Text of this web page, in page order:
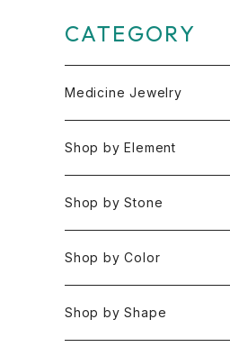
CATEGORY
Medicine Jewelry
Pendant Charms
Bracelets
Necklaces
Rings
Shop by Element
Space 空(気づき,余白,真実）
Water 水(癒し,潤い,鎮静)
Fire 火(情熱,勇気,希望)
Shop by Stone
おみくじ
アイオライト
Shop by Color
Clear / White
Shop by Shape